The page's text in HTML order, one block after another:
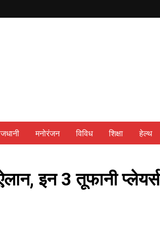
मनोरंजन विविध शिक्षा हेल्थ
इन 3 तूफानी प्लेयर्स